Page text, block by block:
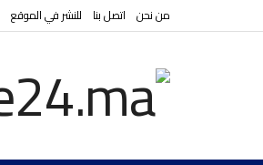
من نحن اتصل بنا للنشر في الموقع